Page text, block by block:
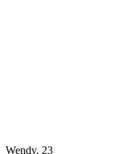
Wendy, 23